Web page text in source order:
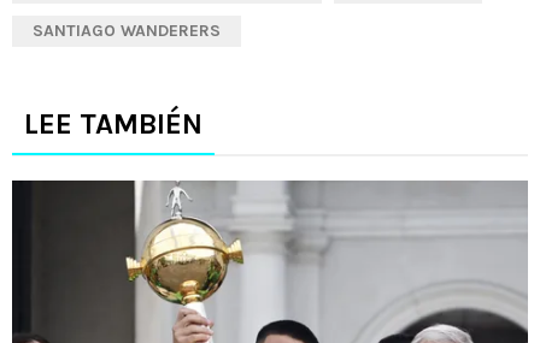
SANTIAGO WANDERERS
LEE TAMBIÉN